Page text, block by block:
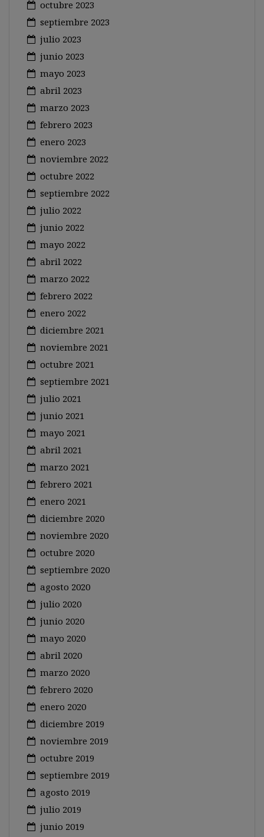
octubre 2023
septiembre 2023
julio 2023
junio 2023
mayo 2023
abril 2023
marzo 2023
febrero 2023
enero 2023
noviembre 2022
octubre 2022
septiembre 2022
julio 2022
junio 2022
mayo 2022
abril 2022
marzo 2022
febrero 2022
enero 2022
diciembre 2021
noviembre 2021
octubre 2021
septiembre 2021
julio 2021
junio 2021
mayo 2021
abril 2021
marzo 2021
febrero 2021
enero 2021
diciembre 2020
noviembre 2020
octubre 2020
septiembre 2020
agosto 2020
julio 2020
junio 2020
mayo 2020
abril 2020
marzo 2020
febrero 2020
enero 2020
diciembre 2019
noviembre 2019
octubre 2019
septiembre 2019
agosto 2019
julio 2019
junio 2019